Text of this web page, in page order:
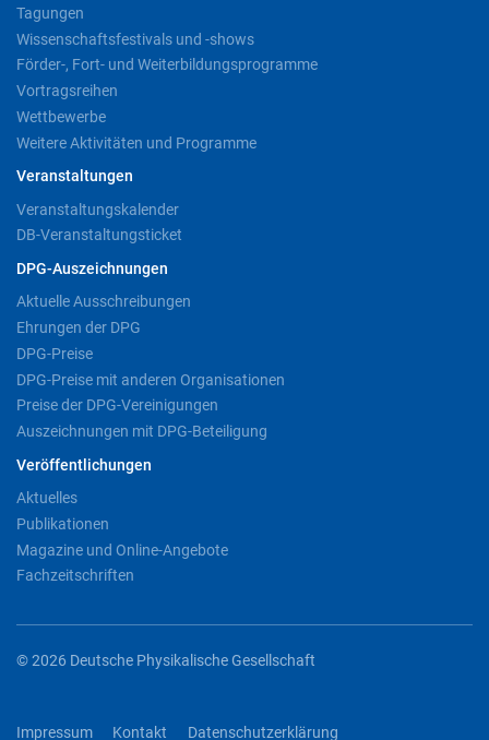
Tagungen
Wissenschaftsfestivals und -shows
Förder-, Fort- und Weiterbildungsprogramme
Vortragsreihen
Wettbewerbe
Weitere Aktivitäten und Programme
Veranstaltungen
Veranstaltungskalender
DB-Veranstaltungsticket
DPG-Auszeichnungen
Aktuelle Ausschreibungen
Ehrungen der DPG
DPG-Preise
DPG-Preise mit anderen Organisationen
Preise der DPG-Vereinigungen
Auszeichnungen mit DPG-Beteiligung
Veröffentlichungen
Aktuelles
Publikationen
Magazine und Online-Angebote
Fachzeitschriften
© 2026 Deutsche Physikalische Gesellschaft
Impressum Kontakt Datenschutzerklärung